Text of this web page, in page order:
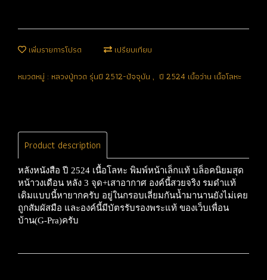
เพิ่มรายการโปรด เปรียบเทียบ
หมวดหมู่ : หลวงปู่ทวด รุ่นปี 2512-ปัจจุบัน , ปี 2524 เนื้อว่าน เนื้อโลหะ
Product description
หลังหนังสือ ปี 2524 เนื้อโลหะ พิมพ์หน้าเล็กแท้ บล็อคนิยมสุด
หน้าวงเดือน หลัง 3 จุด+เสาอากาศ องค์นี้สวยจริง รมดำแท้
เดิมแบบนี้หายากครับ อยู่ในกรอบเลี่ยมกันน้ำมานานยังไม่เคย
ถูกสัมผัสมือ และองค์นี้มีบัตรรับรองพระแท้ ของเว็บเพื่อน
บ้าน(G-Pra)ครับ